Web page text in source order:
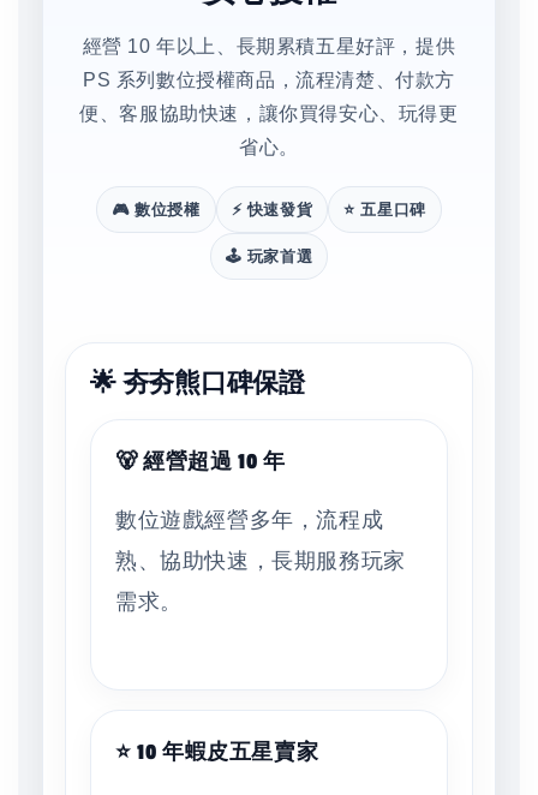
經營 10 年以上、長期累積五星好評，提供
PS 系列數位授權商品，流程清楚、付款方
便、客服協助快速，讓你買得安心、玩得更
省心。
🎮 數位授權 ⚡ 快速發貨 ⭐ 五星口碑
🕹️ 玩家首選
🌟 夯夯熊口碑保證
🐻 經營超過 10 年
數位遊戲經營多年，流程成
熟、協助快速，長期服務玩家
需求。
⭐ 10 年蝦皮五星賣家